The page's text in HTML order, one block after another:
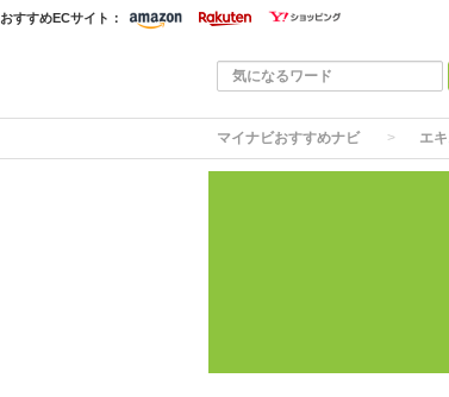
おすすめECサイト：
マイナビおすすめナビ エ